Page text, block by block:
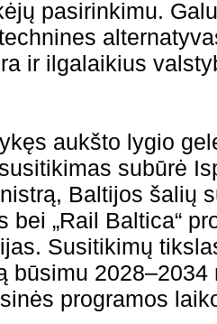
pasirinkimu.
ir ilgalaikius
aukšto lygio
subūrė
Baltijos šalių
bei „Rail Baltica“
Susitikimų
būsimu
programos